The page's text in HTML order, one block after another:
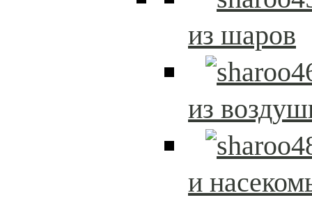
из шаров
из
и